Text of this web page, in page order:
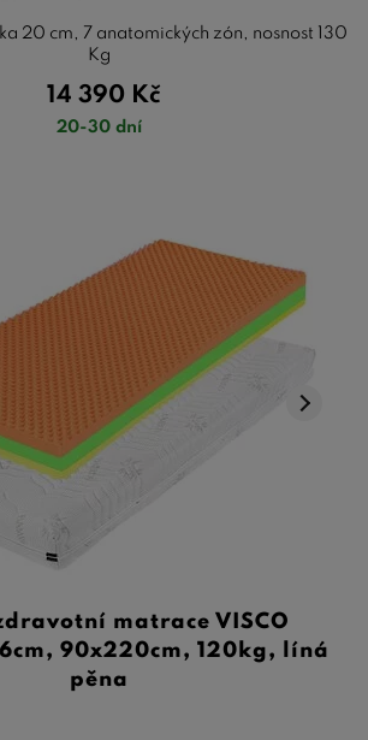
20 cm, 7 anatomických zón, nosnost 130
Kg
14 390 Kč
20-30 dní
matrace VISCO
90x220cm, 120kg, líná
pěna